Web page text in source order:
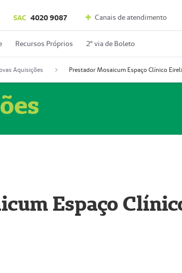
SAC 4020 9087 Canais de atendimento
Recursos Próprios 2º via de Boleto
Aquisições
Espaço